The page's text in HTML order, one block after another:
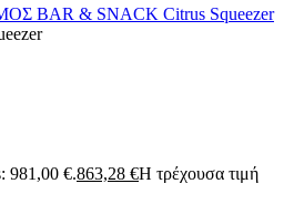
BAR & SNACK Citrus Squeezer
981,00 €.863,28 €Η τρέχουσα τιμή